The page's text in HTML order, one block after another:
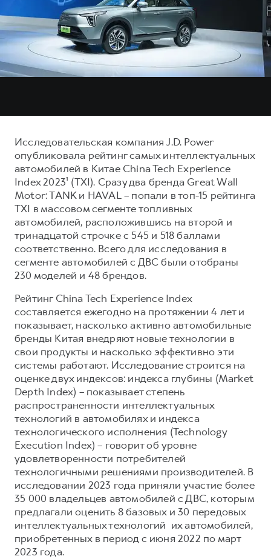
DARGO
от 3 199 000 ₽
DARGO X
от 3 499 000 ₽
F7
от 2 899 000 ₽
F7X
от 3 599 000 ₽
POER
от 3 449 000 ₽
Тест-драйв
Трейд-ин
КРЕДИТ И СТРАХОВАНИЕ
Страхование
Кредит
КОРПОРАТИВНЫМ КЛИЕНТАМ
Для малого бизнеса
Корпоративным клиентам
Крупным корпоративным клиентам
Система управления автопарком
Сервис для корпоративных клиентов
HAVAL Лизинг
АКСЕССУАРЫ HAVAL
Автомобильные аксессуары
Коллекция CITY
Коллекция Базовая
Коллекция Детская
СЕРВИСНОЕ ОБСЛУЖИВАНИЕ
Нулевое ТО
Программа «Помощь на дороге»
Регламенты технического обслуживания
GWM Безопасность
Гарантия HAVAL
Мобильное приложение GWM
Программа «HAVAL Защита+»
Руководства по эксплуатации
Подписки
Автомобильные аксессуары
Коллекция CITY
Коллекция Базовая
Коллекция Детская
О дилере
Наша команда
Контакты
Исследовательская компания J.D. Power
опубликовала рейтинг самых интеллектуальных
автомобилей в Китае China Tech Experience
Index 2023¹ (TXI). Сразу два бренда Great Wall
Motor: TANK и HAVAL – попали в топ-15 рейтинга
TXI в массовом сегменте топливных
автомобилей, расположившись на второй и
тринадцатой строчке с 545 и 518 баллами
соответственно. Всего для исследования в
сегменте автомобилей с ДВС были отобраны
230 моделей и 48 брендов.
Рейтинг China Tech Experience Index
составляется ежегодно на протяжении 4 лет и
показывает, насколько активно автомобильные
бренды Китая внедряют новые технологии в
свои продукты и насколько эффективно эти
системы работают. Исследование строится на
оценке двух индексов: индекса глубины (Market
Depth Index) – показывает степень
распространенности интеллектуальных
технологий в автомобилях и индекса
технологического исполнения (Technology
Execution Index) – говорит об уровне
удовлетворенности потребителей
технологичными решениями производителей. В
исследовании 2023 года приняли участие более
35 000 владельцев автомобилей с ДВС, которым
предлагали оценить 8 базовых и 30 передовых
интеллектуальных технологий их автомобилей,
приобретенных в период с июня 2022 по март
2023 года.